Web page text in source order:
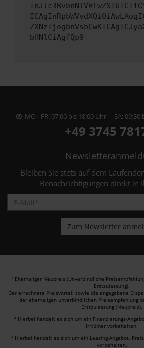
bHNlCiAgfQp9
MO - FR: 07:00 bis 18:00 Uhr | SA: 09:30
+49 3745
Bleiben Sie stets auf dem
Benachrichtigungen direkt in
1 Ehemaliger Neupreis (Unverbindliche
Erstzulassung).
Der errechnete Preisvorteil sowie die angegebene
der ehemaligen unverbindlichen Preisempfehlung
Erstzulassung (Neupreis).
2 Hierbei handelt es sich um ein Finanzierungs-
Irrtümer vorbehalten.
3 Hierbei handelt es sich um ein Leasing-Angebot.
vorbehalten.